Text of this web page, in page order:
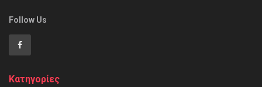
Follow Us
Κατηγορίες